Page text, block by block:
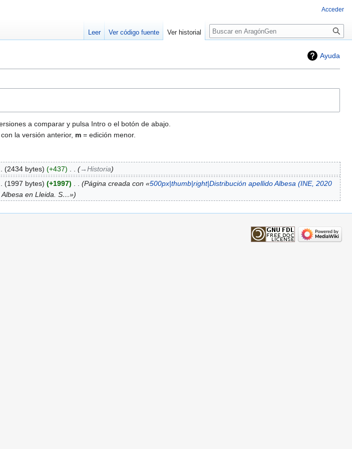
Ayuda
a comparar y pulsa Intro o el botón de abajo.
la versión anterior, m = edición menor.
2434 bytes +437
→‎Historia
1997 bytes +1997 Página creada con «500px|thumb|right|Distribución apellido Albesa (INE, 2020
Albesa en Lleida. S…»
Acceder
Leer Ver código fuente Ver historial Buscar